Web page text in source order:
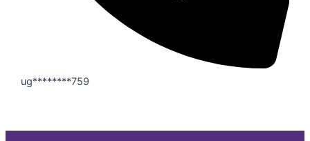
ug********759